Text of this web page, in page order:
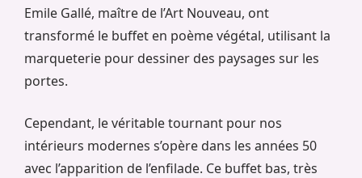
Emile Gallé, maître de l’Art Nouveau, ont
transformé le buffet en poème végétal, utilisant la
marqueterie pour dessiner des paysages sur les
portes.
Cependant, le véritable tournant pour nos
intérieurs modernes s’opère dans les années 50
avec l’apparition de l’enfilade. Ce buffet bas, très